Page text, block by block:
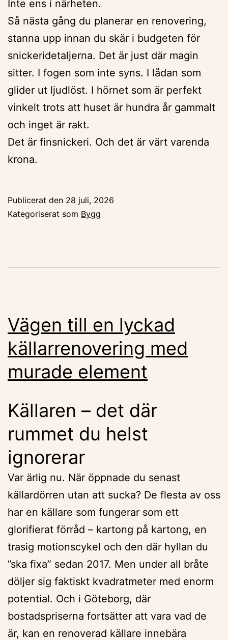
Inte ens i närheten.
Så nästa gång du planerar en renovering,
stanna upp innan du skär i budgeten för
snickeridetaljerna. Det är just där magin
sitter. I fogen som inte syns. I lådan som
glider ut ljudlöst. I hörnet som är perfekt
vinkelt trots att huset är hundra år gammalt
och inget är rakt.
Det är finsnickeri. Och det är värt varenda
krona.
Publicerat den 28 juli, 2026
Kategoriserat som Bygg
Vägen till en lyckad
källarrenovering med
murade element
Källaren – det där
rummet du helst
ignorerar
Var ärlig nu. När öppnade du senast
källardörren utan att sucka? De flesta av oss
har en källare som fungerar som ett
glorifierat förråd – kartong på kartong, en
trasig motionscykel och den där hyllan du
”ska fixa” sedan 2017. Men under all bråte
döljer sig faktiskt kvadratmeter med enorm
potential. Och i Göteborg, där
bostadspriserna fortsätter att vara vad de
är, kan en renoverad källare innebära